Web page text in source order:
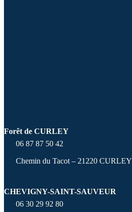
Forêt de CURLEY
06 87 87 50 42
Chemin du Tacot – 21220 CURLEY
CHEVIGNY-SAINT-SAUVEUR
06 30 29 92 80